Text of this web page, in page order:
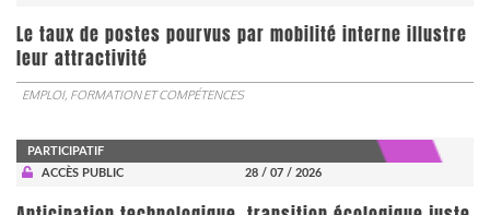
Le taux de postes pourvus par mobilité interne illustre
leur attractivité
EMPLOI, FORMATION ET COMPÉTENCES
PARTICIPATIF
ACCÈS PUBLIC
28 / 07 / 2026